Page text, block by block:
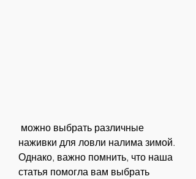
наживки для ловли налима зимой.
Однако, важно помнить, что наша
статья помогла вам выбрать